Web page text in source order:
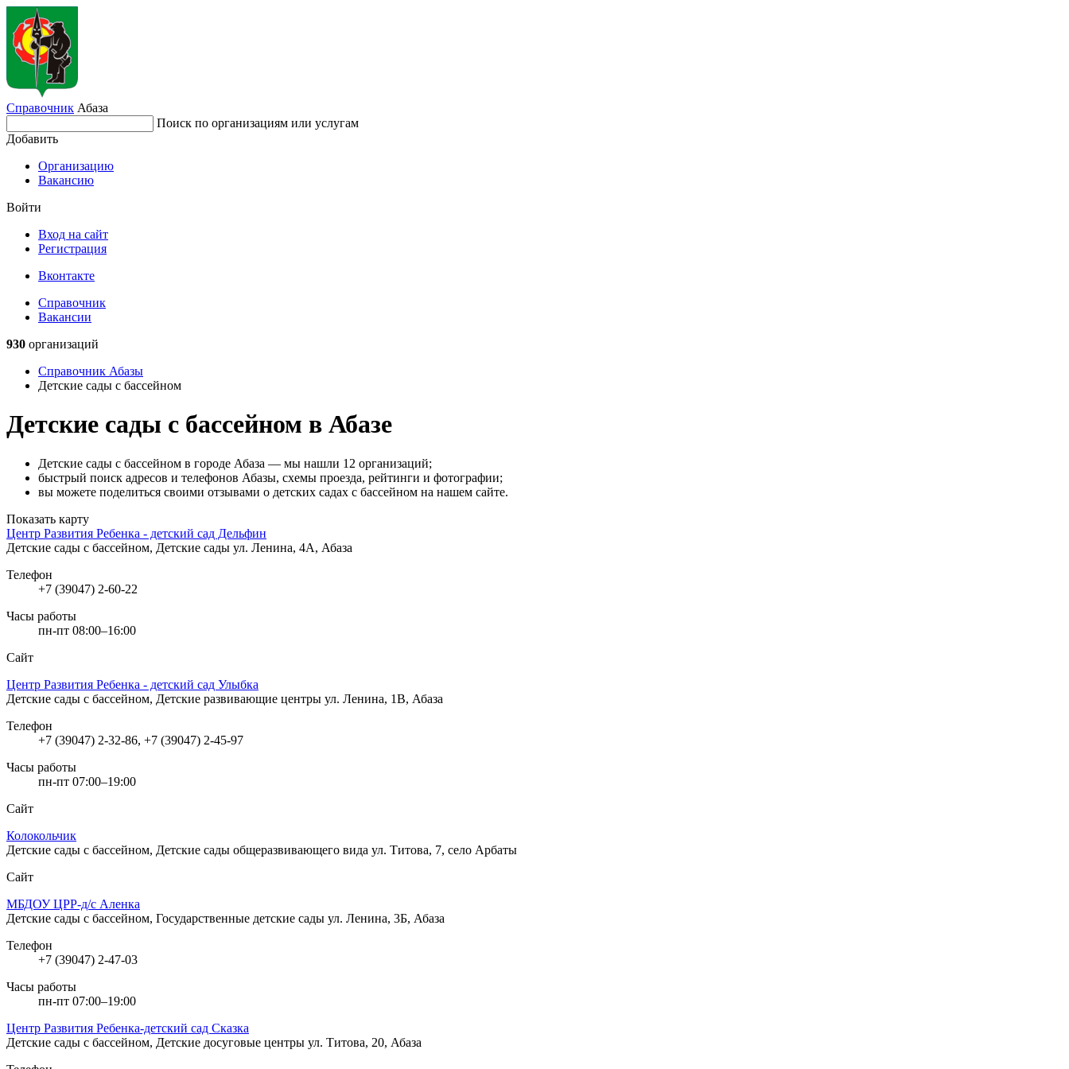
Справочник Абаза
Поиск по организациям или услугам
Добавить
Организацию
Вакансию
Войти
Вход на сайт
Регистрация
Вконтакте
Справочник
Вакансии
930 организаций
Справочник Абазы
Детские сады с бассейном
Детские сады с бассейном в Абазе
Детские сады с бассейном в городе Абаза — мы нашли 12 организаций;
быстрый поиск адресов и телефонов Абазы, схемы проезда, рейтинги и фотографии;
вы можете поделиться своими отзывами о детских садах с бассейном на нашем сайте.
Показать карту
Центр Развития Ребенка - детский сад Дельфин
Детские сады с бассейном, Детские сады ул. Ленина, 4А, Абаза
Телефон
+7 (39047) 2-60-22
Часы работы
пн-пт 08:00–16:00
Сайт
Центр Развития Ребенка - детский сад Улыбка
Детские сады с бассейном, Детские развивающие центры ул. Ленина, 1В, Абаза
Телефон
+7 (39047) 2-32-86, +7 (39047) 2-45-97
Часы работы
пн-пт 07:00–19:00
Сайт
Колокольчик
Детские сады с бассейном, Детские сады общеразвивающего вида ул. Титова, 7, село Арбаты
Сайт
МБДОУ ЦРР-д/с Аленка
Детские сады с бассейном, Государственные детские сады ул. Ленина, 3Б, Абаза
Телефон
+7 (39047) 2-47-03
Часы работы
пн-пт 07:00–19:00
Центр Развития Ребенка-детский сад Сказка
Детские сады с бассейном, Детские досуговые центры ул. Титова, 20, Абаза